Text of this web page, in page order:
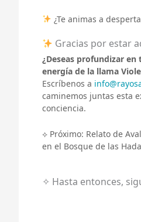
¿Te animas a
Gracias por estar
¿Deseas profundizar
energía de la llama
Escríbenos a
caminemos juntas esta
conciencia.
⟡ Próximo: Relato de
en el Bosque de las
✧ Hasta entonces,